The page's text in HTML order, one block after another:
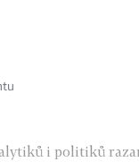
i politiků